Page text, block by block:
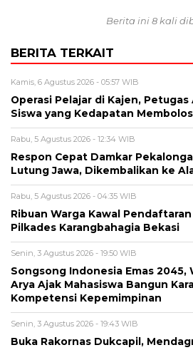
Berita ini 8 kali
BERITA TERKAIT
Kamis, 6 Agustus 2026 - 05:57 WIB
Operasi Pelajar di Kajen, Petugas
Siswa yang Kedapatan Membolos
Rabu, 5 Agustus 2026 - 12:34 WIB
Respon Cepat Damkar
Lutung Jawa, Dikembalikan ke
Rabu, 5 Agustus 2026 - 04:35 WIB
Ribuan Warga Kawal Pendaftaran
Pilkades Karangbahagia Bekasi
Senin, 3 Agustus 2026 - 19:50 WIB
Songsong Indonesia Emas 2045,
Arya Ajak Mahasiswa Bangun
Kompetensi Kepemimpinan
Senin, 3 Agustus 2026 - 19:43 WIB
Buka Rakornas Dukcapil,